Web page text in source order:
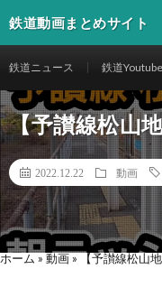
鉄道動画まとめサイト
鉄道ニュース 鉄道
【予讃線松山
2022.12.22 動画
ホーム » 動画 » 【予讃線松山